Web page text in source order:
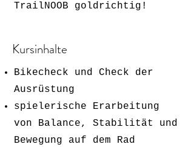
TrailNOOB goldrichtig!
Kursinhalte
Bikecheck und Check der
Ausrüstung
spielerische Erarbeitung
von Balance, Stabilität und
Bewegung auf dem Rad